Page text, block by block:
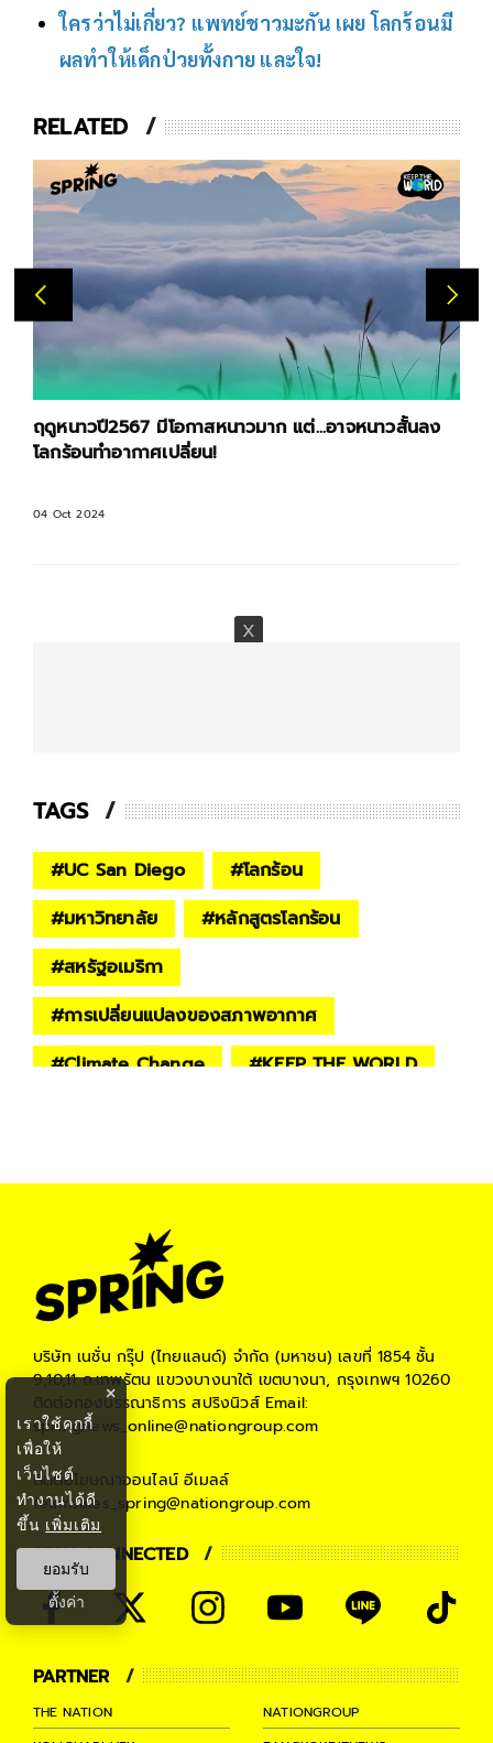
ใครว่าไม่เกี่ยว? แพทย์ชาวมะกัน เผย โลกร้อนมี
ผลทำให้เด็กป่วยทั้งกาย และใจ!
RELATED
ฤดูหนาวปี2567 มีโอกาสหนาวมาก แต่...อาจหนาวสั้นลง
โลกร้อนทำอากาศเปลี่ยน!
04 Oct 2024
TAGS
#UC San Diego #โลกร้อน
#มหาวิทยาลัย #หลักสูตรโลกร้อน
#สหรัฐอเมริกา
#การเปลี่ยนแปลงของสภาพอากาศ
#Climate Change #KEEP THE WORLD
บริษัท เนชั่น กรุ๊ป (ไทยแลนด์) จำกัด (มหาชน) เลขที่ 1854 ชั้น
9,10,11 ถ.เทพรัตน แขวงบางนาใต้ เขตบางนา, กรุงเทพฯ 10260
ติดต่อกองบรรณาธิการ สปริงนิวส์Email:
springnews_online@nationgroup.com
ติดต่อโฆษณาออนไลน์ อีเมลล์
teamsales_spring@nationgroup.com
STAY CONNECTED
PARTNER
THE NATION
NATIONGROUP
×
เราใช้คุกกี้
เพื่อให้
เว็บไซต์
ทำงานได้ดี
ขึ้น เพิ่มเติม
ยอมรับ
ตั้งค่า